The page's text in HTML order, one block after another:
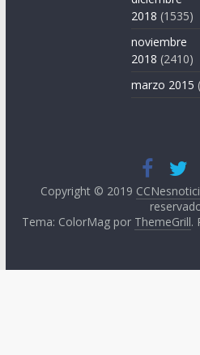
2018 (1535)
noviembre
2018 (2410)
marzo 2015
Copyright © 2019
Tema: ColorMag por ThemeGrill.